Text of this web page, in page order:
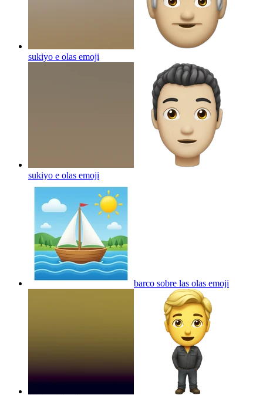
sukiyo e olas emoji
sukiyo e olas emoji
barco sobre las olas emoji